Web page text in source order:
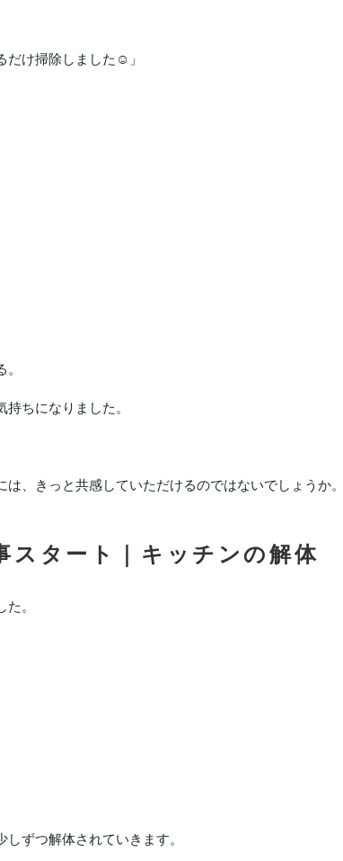
だけ掃除しました☺」
ちになりました。
、きっと共感していただけるのではないでしょうか
事スタート｜キッチンの解体
。
ずつ解体されていきます。